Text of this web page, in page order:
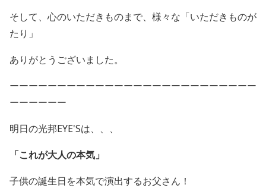
そして、心のいただきものまで、様々な「いただきものが
たり」
ありがとうございました。
ーーーーーーーーーーーーーーーーーーーーーーーーーー
ーーーーーー
明日の光邦EYE'Sは、、、
「これが大人の本気」
子供の誕生日を本気で演出するお父さん！